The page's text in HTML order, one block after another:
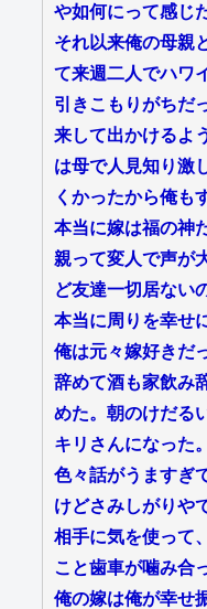
や如何にって感じ
それ以来俺の母親
て来週二人でハワ
引きこもりがちだ
来して出かけるよ
は母で人見知り激
くかったから俺も
本当に嫁は福の神
親って変人で声が
ど友達一切居ない
本当に周りを幸せ
俺は元々嫁好きだ
辞めて酒も家飲み
めた。朝のけだる
キリさんになった。
色々話がうますぎ
けどさみしがりや
相手に気を使って
こと歯車が噛み合
俺の嫁は俺が幸せ